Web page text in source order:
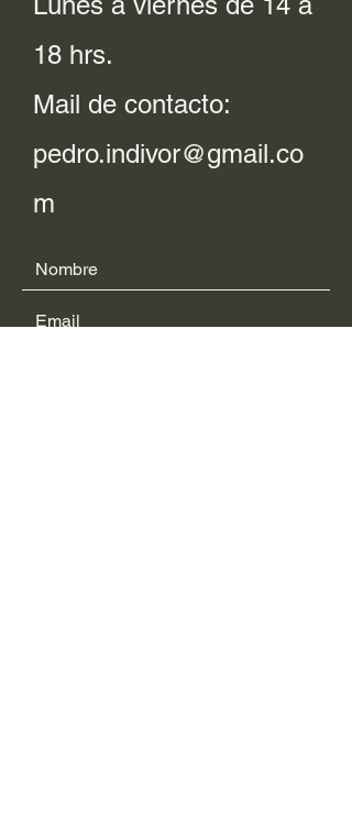
18 hrs.
Mail de contacto:
pedro.indivor@gmail.co
m